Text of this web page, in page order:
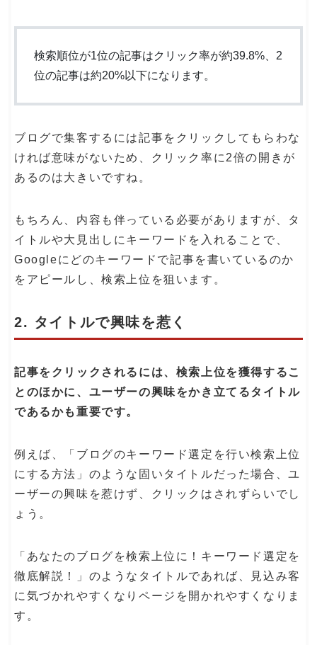
検索順位が1位の記事はクリック率が約39.8%、2
位の記事は約20%以下になります。
ブログで集客するには記事をクリックしてもらわな
ければ意味がないため、クリック率に2倍の開きが
あるのは大きいですね。
もちろん、内容も伴っている必要がありますが、タ
イトルや大見出しにキーワードを入れることで、
Googleにどのキーワードで記事を書いているのか
をアピールし、検索上位を狙います。
2. タイトルで興味を惹く
記事をクリックされるには、検索上位を獲得するこ
とのほかに、ユーザーの興味をかき立てるタイトル
であるかも重要です。
例えば、「ブログのキーワード選定を行い検索上位
にする方法」のような固いタイトルだった場合、ユ
ーザーの興味を惹けず、クリックはされずらいでし
ょう。
「あなたのブログを検索上位に！キーワード選定を
徹底解説！」のようなタイトルであれば、見込み客
に気づかれやすくなりページを開かれやすくなりま
す。